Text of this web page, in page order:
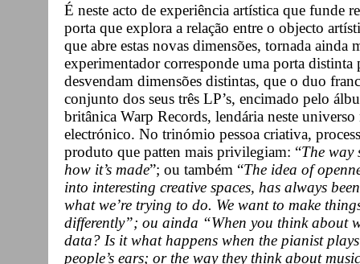
É neste acto de experiência artística que funde
porta que explora a relação entre o objecto
que abre estas novas dimensões, tornada ainda
experimentador corresponde uma porta distinta
desvendam dimensões distintas, que o duo
conjunto dos seus três LP’s, encimado pelo
britânica Warp Records, lendária neste
electrónico. No trinómio pessoa criativa,
produto que patten mais privilegiam: “The way
how it’s made”; ou também “The idea of
into interesting creative spaces, has always
what we’re trying to do. We want to make
differently”; ou ainda “When you think about
data? Is it what happens when the pianist
people’s ears; or the way they think about